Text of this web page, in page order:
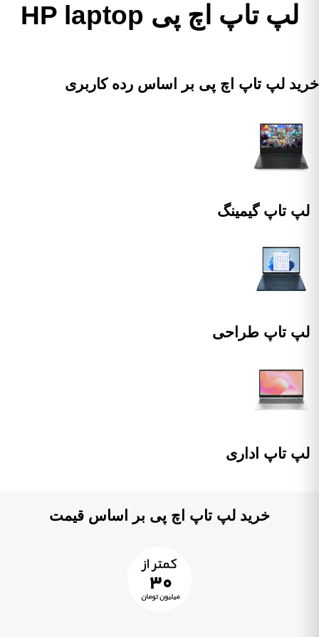
لپ تاپ اچ پی HP laptop
لپ تاپ اچ پی بر اساس رده کاربری
لپ تاپ گیمینگ
لپ تاپ طراحی
لپ تاپ اداری
خرید لپ تاپ اچ پی بر اساس قیمت